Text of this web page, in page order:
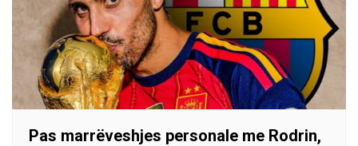
Pas marrëveshjes personale me Rodrin,